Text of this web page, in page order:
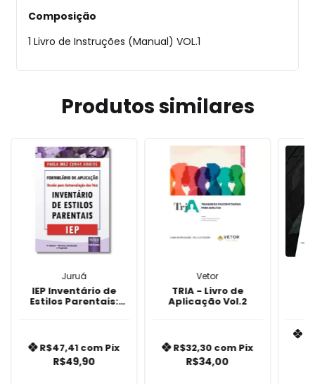
Composição
1 Livro de Instruções (Manual) VOL.1
Produtos similares
Juruá
IEP Inventário de
Estilos Parentais:
R$49,90
R$47,41com Pix
Vetor
TRIA - Livro de
Aplicação Vol.2
R$34,00
R$32,30 comPix